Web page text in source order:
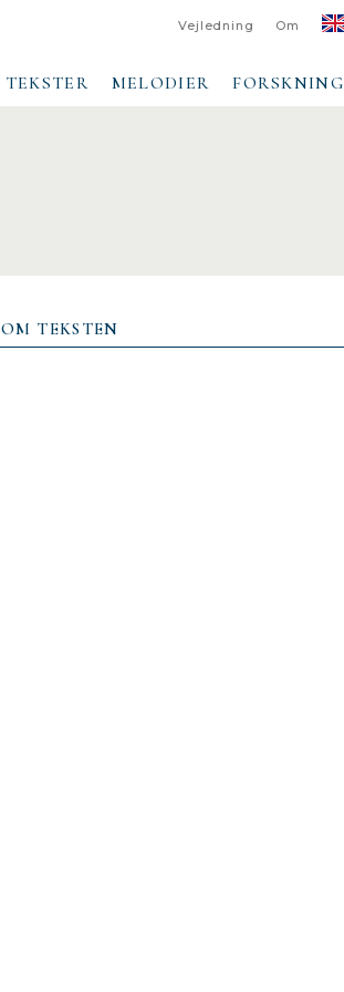
Vejledning Om
TEKSTER MELODIER FORSKNING
OM TEKSTEN